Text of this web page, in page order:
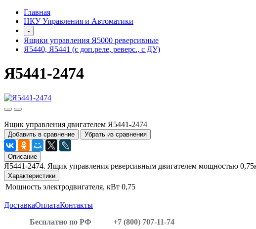
Главная
НКУ Управления и Автоматики
-
Ящики управления Я5000 реверсивные
Я5440, Я5441 (с доп.реле, реверс., с ДУ)
Я5441-2474
Ящик управления двигателем Я5441-2474
Добавить в сравнение Убрать из сравнения
Описание
Я5441-2474. Ящик управления реверсивным двигателем мощностью
Характеристики
Мощность электродвигателя, кВт 0,75
ДоставкаОплатаКонтакты
Бесплатно по РФ
+7 (800) 707-11-74